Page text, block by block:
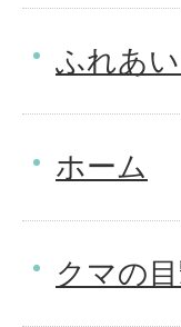
ふれあ
ホーム
クマの